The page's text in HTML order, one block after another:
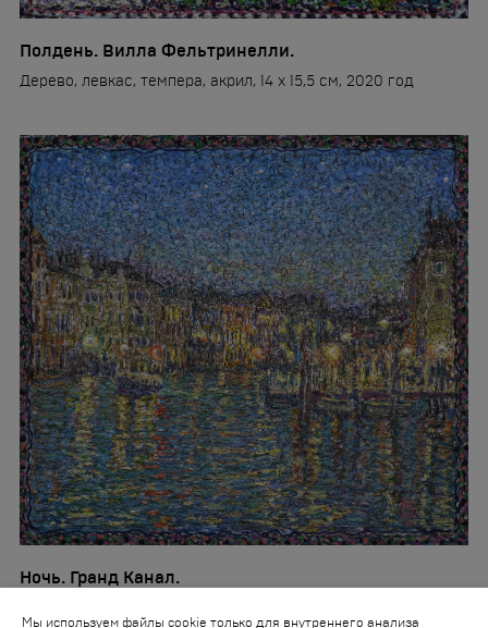
Полдень. Вилла Фельтринелли.
Дерево, левкас, темпера, акрил, 14 x 15,5 см, 2020 год
Ночь. Гранд Канал.
Мы используем файлы cookie только для внутреннего анализа